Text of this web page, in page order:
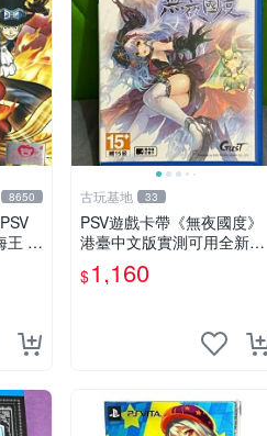
8650
王 O
台
古玩基地 33
PSV遊戲卡帶《無夜國度》
港臺中文版實測可用全新嚴
選成色如圖可放心購買 無夜
國度 PSV 港臺中文 游戲卡
$1,160